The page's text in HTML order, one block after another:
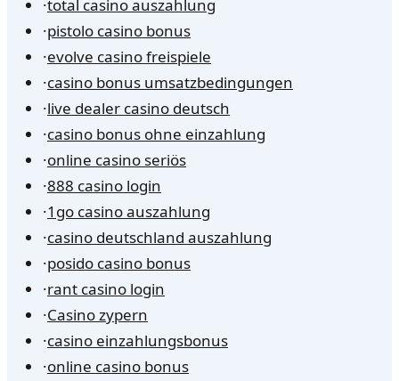
·total casino auszahlung
·pistolo casino bonus
·evolve casino freispiele
·casino bonus umsatzbedingungen
·live dealer casino deutsch
·casino bonus ohne einzahlung
·online casino seriös
·888 casino login
·1go casino auszahlung
·casino deutschland auszahlung
·posido casino bonus
·rant casino login
·Casino zypern
·casino einzahlungsbonus
·online casino bonus